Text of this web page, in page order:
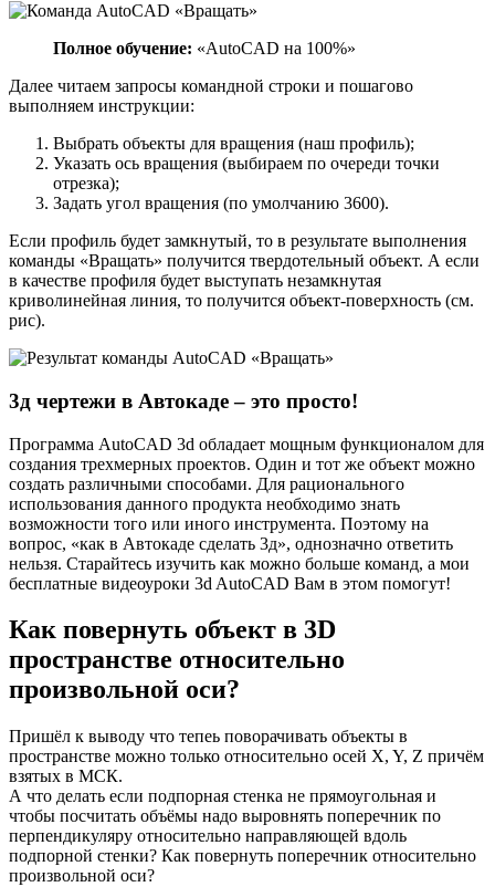
Полное обучение: «AutoCAD на 100%»
Далее читаем запросы командной строки и пошагово
выполняем инструкции:
Выбрать объекты для вращения (наш профиль);
Указать ось вращения (выбираем по очереди точки
отрезка);
Задать угол вращения (по умолчанию 3600).
Если профиль будет замкнутый, то в результате выполнения
команды «Вращать» получится твердотельный объект. А если
в качестве профиля будет выступать незамкнутая
криволинейная линия, то получится объект-поверхность (см.
рис).
3д чертежи в Автокаде – это просто!
Программа AutoCAD 3d обладает мощным функционалом для
создания трехмерных проектов. Один и тот же объект можно
создать различными способами. Для рационального
использования данного продукта необходимо знать
возможности того или иного инструмента. Поэтому на
вопрос, «как в Автокаде сделать 3д», однозначно ответить
нельзя. Старайтесь изучить как можно больше команд, а мои
бесплатные видеоуроки 3d AutoCAD Вам в этом помогут!
Как повернуть объект в 3D
пространстве относительно
произвольной оси?
Пришёл к выводу что тепеь поворачивать объекты в
пространстве можно только относительно осей X, Y, Z причём
взятых в МСК.
А что делать если подпорная стенка не прямоугольная и
чтобы посчитать объёмы надо выровнять поперечник по
перпендикуляру относительно направляющей вдоль
подпорной стенки? Как повернуть поперечник относительно
произвольной оси?